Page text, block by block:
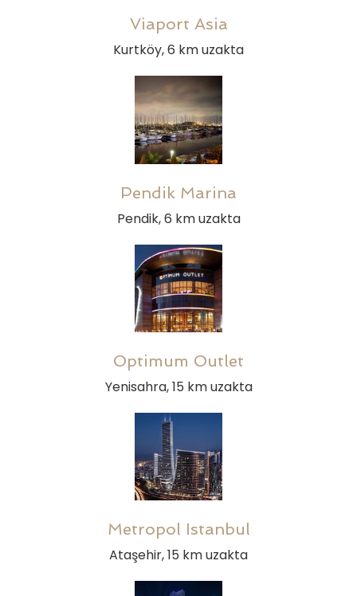
Viaport Asia
Kurtköy, 6 km uzakta
Pendik Marina
Pendik, 6 km uzakta
Optimum Outlet
Yenisahra, 15 km uzakta
Metropol Istanbul
Ataşehir, 15 km uzakta